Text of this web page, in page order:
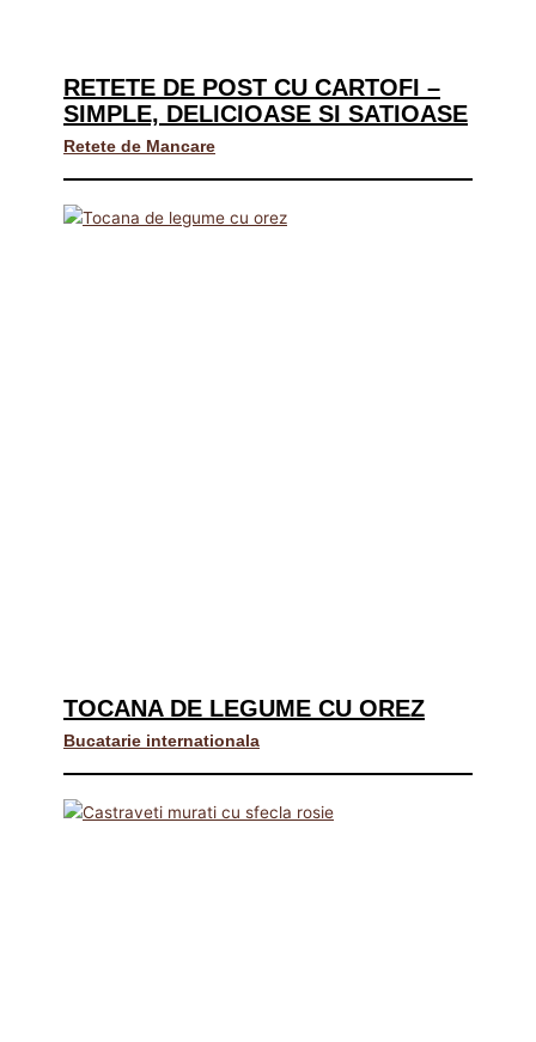
RETETE DE POST CU CARTOFI –
SIMPLE, DELICIOASE SI SATIOASE
Retete de Mancare
TOCANA DE LEGUME CU OREZ
Bucatarie internationala